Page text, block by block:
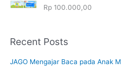
Rp 100.000,00
Recent Posts
JAGO Mengajar Baca pada Anak